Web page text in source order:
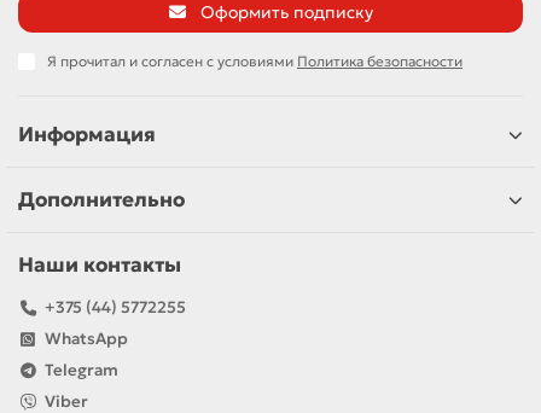
Оформить подписку
Я прочитал и согласен с условиями Политика безопасности
Информация
Дополнительно
Наши контакты
+375 (44) 5772255
WhatsApp
Telegram
Viber